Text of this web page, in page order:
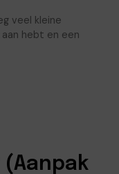
veel kleine
aan hebt en een
(Aanpak